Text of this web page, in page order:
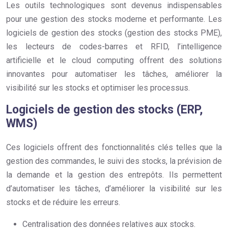
Les outils technologiques sont devenus indispensables
pour une gestion des stocks moderne et performante. Les
logiciels de gestion des stocks (gestion des stocks PME),
les lecteurs de codes-barres et RFID, l’intelligence
artificielle et le cloud computing offrent des solutions
innovantes pour automatiser les tâches, améliorer la
visibilité sur les stocks et optimiser les processus.
Logiciels de gestion des stocks (ERP,
WMS)
Ces logiciels offrent des fonctionnalités clés telles que la
gestion des commandes, le suivi des stocks, la prévision de
la demande et la gestion des entrepôts. Ils permettent
d’automatiser les tâches, d’améliorer la visibilité sur les
stocks et de réduire les erreurs.
Centralisation des données relatives aux stocks.